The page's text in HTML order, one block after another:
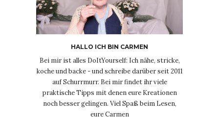
HALLO ICH BIN CARMEN
Bei mir ist alles DoItYourself: Ich nähe, stricke,
koche und backe - und schreibe darüber seit 2011
auf Schurrmurr. Bei mir findet ihr viele
praktische Tipps mit denen eure Kreationen
noch besser gelingen. Viel Spaß beim Lesen,
eure Carmen